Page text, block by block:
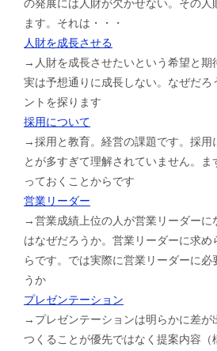
の発展には人財が欠かせない。その人
ます。それは・・・
人財を成長させる
→人財を成長させたいという希望と期
実は予想通りに成長しない。なぜだろ
ントを探ります
採用について
→採用と教育。経営の課題です。採用
とが多すぎて理解されていません。ま
っておくことからです
営業リーダー
→営業成績上位の人が営業リーダーに
はなぜだろうか。営業リーダーに求
らです。では実際に営業リーダーに必
うか
プレゼンテーション
→プレゼンテーションは明らかに差が
つくることが優先ではなく提案内容（